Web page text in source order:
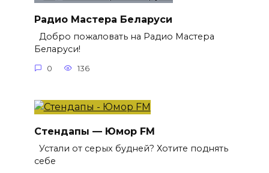
Радио Мастера Беларуси
Добро пожаловать на Радио Мастера
Беларуси!
0 136
Стендапы — Юмор FM
Устали от серых будней? Хотите поднять
себе